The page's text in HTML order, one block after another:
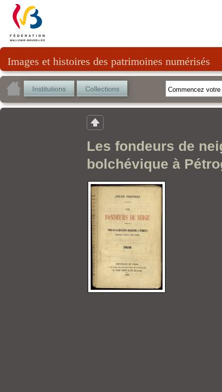
Images et histoires des patrimoines numérisés
Institutions Collections
Les fondeurs de
bolchévique à